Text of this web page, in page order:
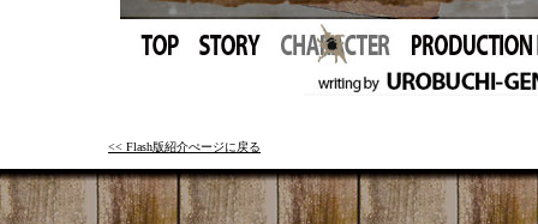
<< Flash版紹介ぺージに戻る